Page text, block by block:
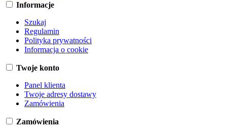
Informacje
Szukaj
Regulamin
Polityka prywatności
Informacja o cookie
Twoje konto
Panel klienta
Twoje adresy dostawy
Zamówienia
Zamówienia